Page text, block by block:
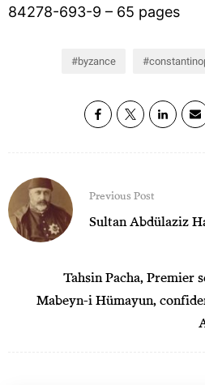
84278-693-9 – 65 pages
byzance
Previous Post
Sultan Abdülaziz
Tahsin Pacha, Premier
Mabeyn-i Hümayun,